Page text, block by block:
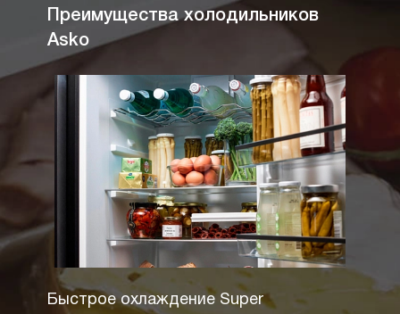
Преимущества холодильников
Asko
Быстрое охлаждение Super